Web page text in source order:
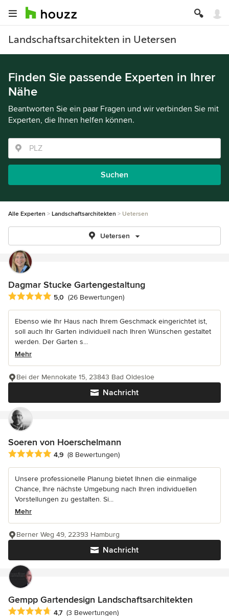
Landschaftsarchitekten in Uetersen
Finden Sie passende Experten in Ihrer
Nähe
Beantworten Sie ein paar Fragen und wir verbinden Sie mit
Experten, die Ihnen helfen können.
Suchen
Alle Experten Landschaftsarchitekten Uetersen
Uetersen
Dagmar Stucke Gartengestaltung
Durchschnittliche Bewertung: 5 von 5 Sternen
5,0 (26 Bewertungen)
Ebenso wie Ihr Haus nach Ihrem Geschmack eingerichtet ist,
soll auch Ihr Garten individuell nach Ihren Wünschen gestaltet
werden. Der Garten s...
Mehr
Nachricht
Bei der Mennokate 15, 23843 Bad Oldesloe
Soeren von Hoerschelmann
Durchschnittliche Bewertung: 4.9 von 5 Sternen
4,9 (8 Bewertungen)
Unsere professionelle Planung bietet Ihnen die einmalige
Chance, Ihre nächste Umgebung nach Ihren individuellen
Vorstellungen zu gestalten. Si...
Mehr
Nachricht
Berner Weg 49, 22393 Hamburg
Gempp Gartendesign Landschaftsarchitekten
Durchschnittliche Bewertung: 4.7 von 5 Sternen
4,7 (3 Bewertungen)